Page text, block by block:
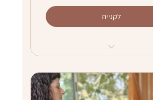
לקנייה
תזכורות בקבוצת וואטסאפ